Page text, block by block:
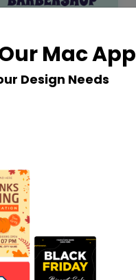
Mac App
Design Needs